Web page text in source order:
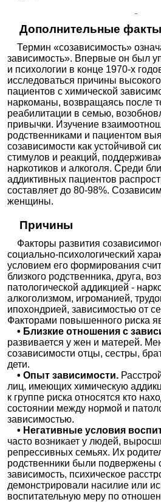
Дополнительные факты
Термин «созависимость»
зависимость». Впервые он был
и психологии в конце 1970-х
исследоваться причины
пациентов с химической
наркоманы, возвращаясь после
реабилитации в семью,
привычки. Изучение
родственниками и пациентом
созависимости как устойчивой
стимулов и реакций,
наркотиков и алкоголя. Среди
аддиктивных пациентов
составляет до 80-98%.
женщины.
Причины
Факторы развития
социально-психологический
условием его формирования
близкого родственника, друга,
патологической аддикцией -
алкоголизмом, игроманией,
ипохондрией, зависимостью от
Факторами повышенного риска
• Близкие отношения с
развивается у жен и матерей.
созависимости отцы, сестры,
дети.
• Опыт зависимости.
лиц, имеющих химическую
к группе риска относятся кто
состоянии между нормой и
зависимостью.
• Негативные условия
часто возникает у людей,
репрессивных семьях. Их
родственники были подвержены
зависимость, психическое
демонстрировали насилие или
воспитательную меру по